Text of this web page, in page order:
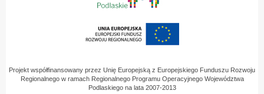
Projekt współfinansowany przez Unię Europejską z Europejskiego Funduszu Rozwoju
Regionalnego w ramach Regionalnego Programu Operacyjnego Województwa
Podlaskiego na lata 2007-2013